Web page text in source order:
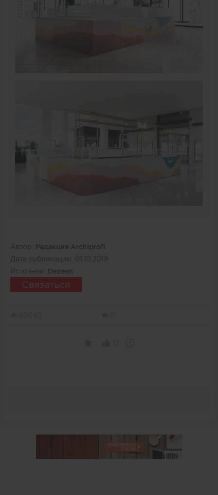
Автор:
Редакция Archiprofi
Дата публикации: 01.10.2019
Источник:
Dezeen
Связаться